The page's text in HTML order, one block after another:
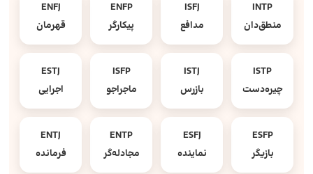
INTP
منطق‌دان
ISFJ
مدافع
ENFP
پیکارگر
ENFJ
قهرمان
ISTP
چیره‌دست
ISTJ
بازرس
ISFP
ماجراجو
ESTJ
اجرایی
ESFP
بازیگر
ESFJ
نماینده
ENTP
مجادله‌گر
ENTJ
فرمانده